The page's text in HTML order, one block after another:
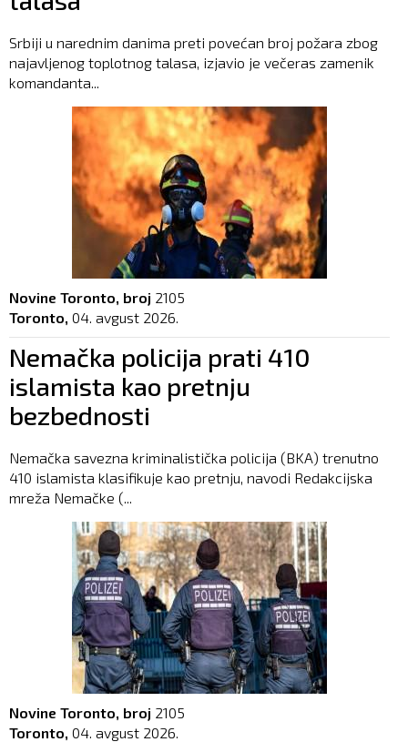
Srbiji u narednim danima preti povećan broj požara zbog
najavljenog toplotnog talasa, izjavio je večeras zamenik
komandanta...
Novine Toronto, broj 2105
Toronto, 04. avgust 2026.
Nemačka policija prati 410
islamista kao pretnju
bezbednosti
Nemačka savezna kriminalistička policija (BKA) trenutno
410 islamista klasifikuje kao pretnju, navodi Redakcijska
mreža Nemačke (...
Novine Toronto, broj 2105
Toronto, 04. avgust 2026.